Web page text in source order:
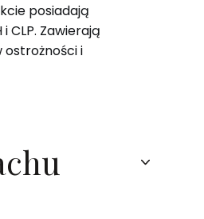
posiadają
CLP. Zawierają
i